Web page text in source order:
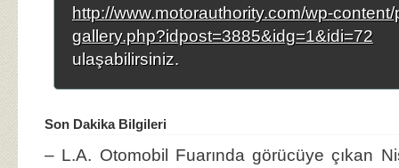
http://www.motorauthority.com/wp-
gallery.php?idpost=3885&idg=1&idi=72
ulaşabilirsiniz.
Son Dakika Bilgileri
– L.A. Otomobil Fuarında görücüye çıkan